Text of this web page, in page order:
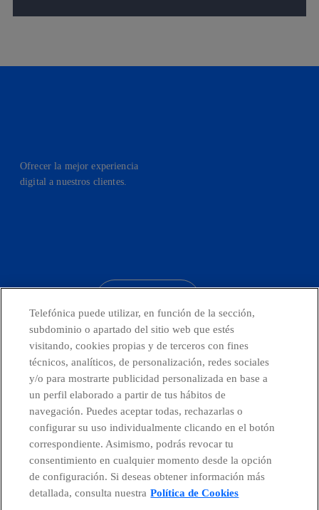
Ofrecer la mejor experiencia
digital a nuestros clientes.
Telefónica en redes sociales
Canal de Denuncias
Centro Global Transparencia
Telefónica puede utilizar, en función de la sección,
subdominio o apartado del sitio web que estés
visitando, cookies propias y de terceros con fines
técnicos, analíticos, de personalización, redes sociales
y/o para mostrarte publicidad personalizada en base a
un perfil elaborado a partir de tus hábitos de
navegación. Puedes aceptar todas, rechazarlas o
configurar su uso individualmente clicando en el botón
correspondiente. Asimismo, podrás revocar tu
consentimiento en cualquier momento desde la opción
de configuración. Si deseas obtener información más
detallada, consulta nuestra Política de Cookies